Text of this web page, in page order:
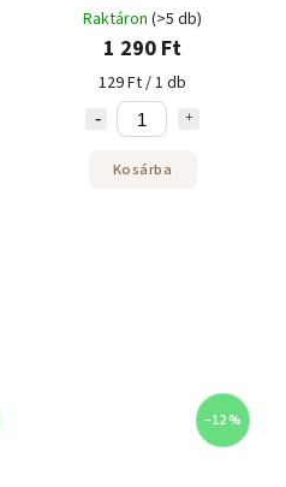
Raktáron (>5 db)
1 290 Ft
129 Ft / 1 db
Kosárba
–12 %